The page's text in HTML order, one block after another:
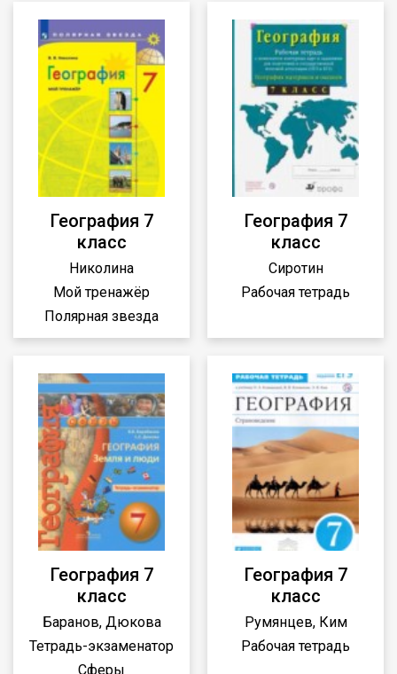
География 7
класс
Николина
Мой тренажёр
Полярная звезда
География 7
класс
Сиротин
Рабочая тетрадь
География 7
класс
Баранов, Дюкова
Тетрадь-экзаменатор
Сферы
География 7
класс
Румянцев, Ким
Рабочая тетрадь